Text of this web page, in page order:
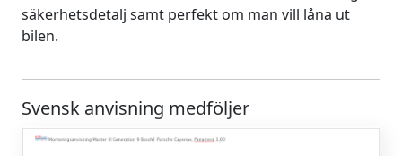
säkerhetsdetalj samt perfekt om man vill låna ut
bilen.
Svensk anvisning medföljer